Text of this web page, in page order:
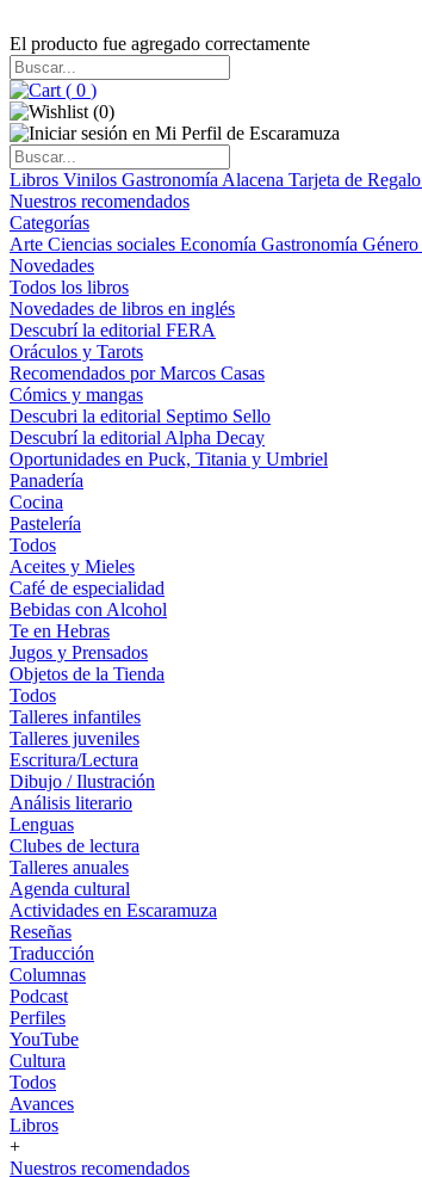
El producto fue agregado correctamente
( 0 )
(0)
Libros Vinilos Gastronomía Alacena Tarjeta de Regalo
Nuestros recomendados
Categorías
Arte Ciencias sociales Economía Gastronomía Género
Novedades
Todos los libros
Novedades de libros en inglés
Descubrí la editorial FERA
Oráculos y Tarots
Recomendados por Marcos Casas
Cómics y mangas
Descubri la editorial Septimo Sello
Descubrí la editorial Alpha Decay
Oportunidades en Puck, Titania y Umbriel
Panadería
Cocina
Pastelería
Todos
Aceites y Mieles
Café de especialidad
Bebidas con Alcohol
Te en Hebras
Jugos y Prensados
Objetos de la Tienda
Todos
Talleres infantiles
Talleres juveniles
Escritura/Lectura
Dibujo / Ilustración
Análisis literario
Lenguas
Clubes de lectura
Talleres anuales
Agenda cultural
Actividades en Escaramuza
Reseñas
Traducción
Columnas
Podcast
Perfiles
YouTube
Cultura
Todos
Avances
Libros
+
Nuestros recomendados